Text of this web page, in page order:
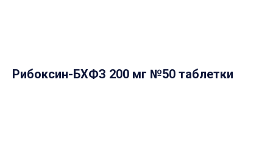
Рибоксин-БХФЗ 200 мг №50 таблетки